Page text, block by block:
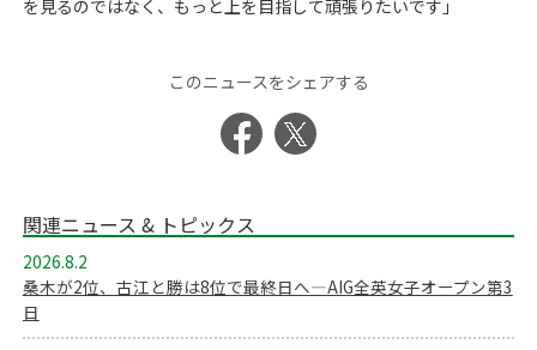
を見るのではなく、もっと上を目指して頑張りたいです」
このニュースをシェアする
関連ニュース & トピックス
2026.8.2
桑木が2位、古江と勝は8位で最終日へ―AIG全英女子オープン第3
日